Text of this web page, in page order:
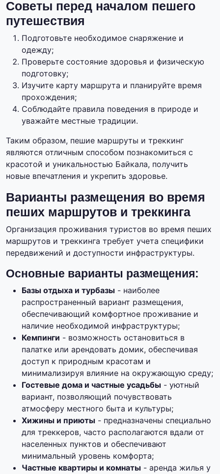
Советы перед началом пешего
путешествия
Подготовьте необходимое снаряжение и
одежду;
Проверьте состояние здоровья и физическую
подготовку;
Изучите карту маршрута и планируйте время
прохождения;
Соблюдайте правила поведения в природе и
уважайте местные традиции.
Таким образом, пешие маршруты и треккинг
являются отличным способом познакомиться с
красотой и уникальностью Байкала, получить
новые впечатления и укрепить здоровье.
Варианты размещения во время
пеших маршрутов и треккинга
Организация проживания туристов во время пеших
маршрутов и треккинга требует учета специфики
передвижений и доступности инфраструктуры.
Основные варианты размещения:
Базы отдыха и турбазы - наиболее
распространенный вариант размещения,
обеспечивающий комфортное проживание и
наличие необходимой инфраструктуры;
Кемпинги - возможность остановиться в
палатке или арендовать домик, обеспечивая
доступ к природным красотам и
минимализируя влияние на окружающую среду;
Гостевые дома и частные усадьбы - уютный
вариант, позволяющий почувствовать
атмосферу местного быта и культуры;
Хижины и приюты - предназначены специально
для треккеров, часто располагаются вдали от
населенных пунктов и обеспечивают
минимальный уровень комфорта;
Частные квартиры и комнаты - аренда жилья у